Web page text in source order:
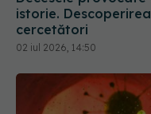
istorie.
cercetători
02 iul 2026, 14:50